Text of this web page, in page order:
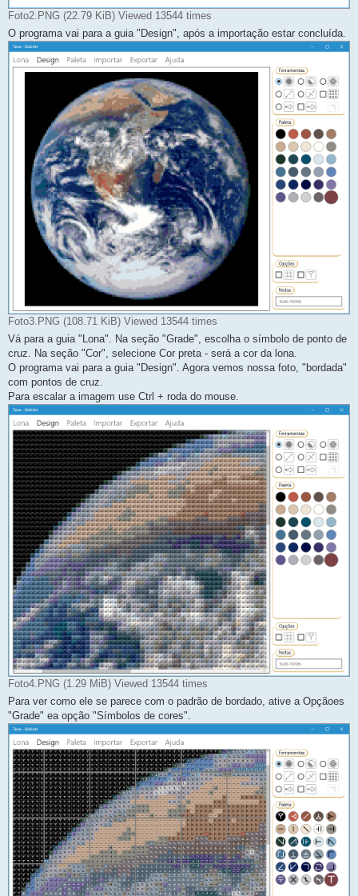
Foto2.PNG (22.79 KiB) Viewed 13544 times
O programa vai para a guia "Design", após a importação estar concluída.
Foto3.PNG (108.71 KiB) Viewed 13544 times
Vá para a guia "Lona". Na seção "Grade", escolha o símbolo de ponto de
cruz. Na seção "Cor", selecione Cor preta - será a cor da lona.
O programa vai para a guia "Design". Agora vemos nossa foto, "bordada"
com pontos de cruz.
Para escalar a imagem use Ctrl + roda do mouse.
Foto4.PNG (1.29 MiB) Viewed 13544 times
Para ver como ele se parece com o padrão de bordado, ative a Opçãoes
"Grade" ea opção "Símbolos de cores".